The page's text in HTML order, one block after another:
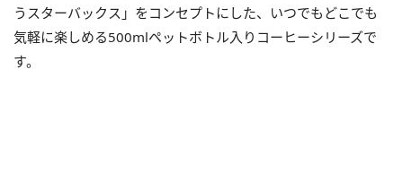
うスターバックス」をコンセプトにした、いつでもどこでも
気軽に楽しめる500mlペットボトル入りコーヒーシリーズで
す。